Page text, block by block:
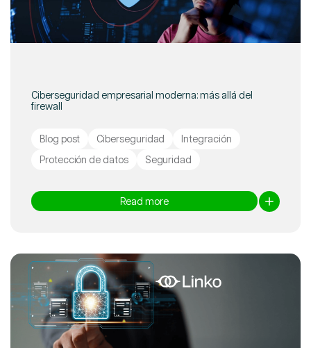
Ciberseguridad empresarial moderna: más allá del
firewall
Blog post Ciberseguridad
Integración
Protección de datos
Seguridad
Read more